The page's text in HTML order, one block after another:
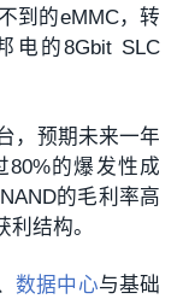
到的eMMC，转
电的8Gbit SLC
，预期未来一年
80%的爆发性成
的毛利率高
结构。
数据中心与基础